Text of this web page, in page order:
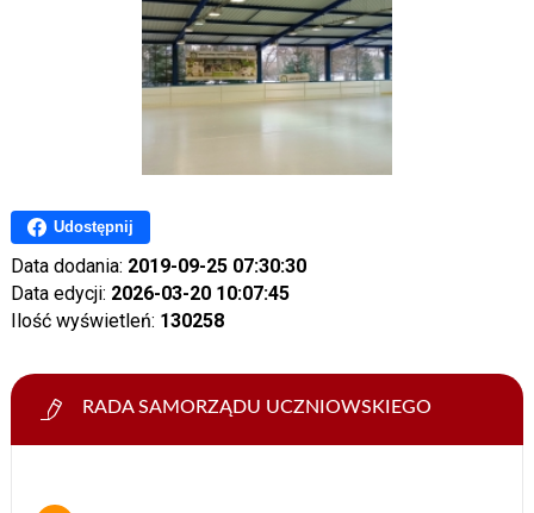
Udostępnij
Data dodania: 2019-09-25 07:30:30
Data edycji: 2026-03-20 10:07:45
Ilość wyświetleń: 130258
RADA SAMORZĄDU UCZNIOWSKIEGO